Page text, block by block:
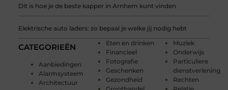
Dit is hoe je de beste kapper in Arnhem kunt vinden
Elektrische auto laders: zo bepaal je welke jij nodig hebt
CATEGORIEËN
Aanbiedingen
Alarmsysteem
Architectuur
Eten en drinken
Financieel
Fotografie
Geschenken
Gezondheid
Muziek
Onderwijs
Particuliere
dienstverlening
Rechten